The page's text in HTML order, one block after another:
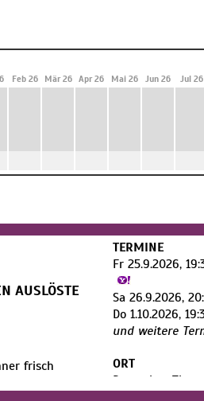
Feb 26 Mär 26 Apr 26 Mai 26 Jun 26 Jul 26
AUSLÖSTE
frisch
Er
TERMINE
Fr 25.9.2026,
Sa 26.9.2026,
Do 1.10.2026,
und weitere
ORT
Deutsches